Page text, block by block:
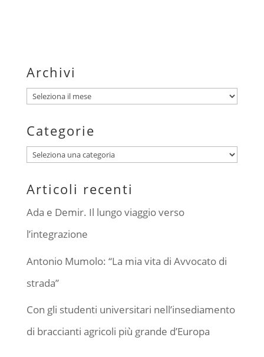
Archivi
Archivi
Categorie
Categorie
Articoli recenti
Ada e Demir. Il lungo viaggio verso
l’integrazione
Antonio Mumolo: “La mia vita di Avvocato di
strada”
Con gli studenti universitari nell’insediamento
di braccianti agricoli più grande d’Europa